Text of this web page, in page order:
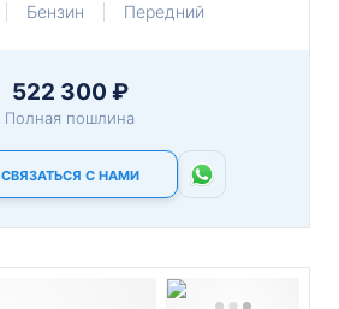
Бензин Передний
522 300 ₽
Полная пошлина
СВЯЗАТЬСЯ С НАМИ